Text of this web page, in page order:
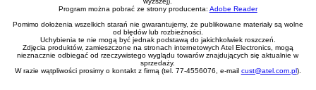
Program można pobrać ze strony producenta: Adobe Reader
Pomimo dołożenia wszelkich starań nie gwarantujemy, że publikowane materiały są wolne
od błędów lub rozbieżności.
Uchybienia te nie mogą być jednak podstawą do jakichkolwiek roszczeń.
Zdjęcia produktów, zamieszczone na stronach internetowych Atel Electronics, mogą
nieznacznie odbiegać od rzeczywistego wyglądu towarów znajdujących się aktualnie w
sprzedaży.
W razie wątpliwości prosimy o kontakt z firmą (tel. 77-4556076, e-mail cust@atel.com.pl).